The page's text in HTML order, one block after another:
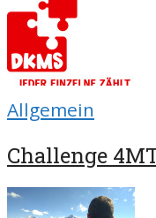
Allgemein
Challenge